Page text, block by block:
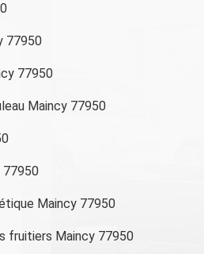
77950
77950
Maincy 77950
77950
Maincy 77950
fruitiers Maincy 77950